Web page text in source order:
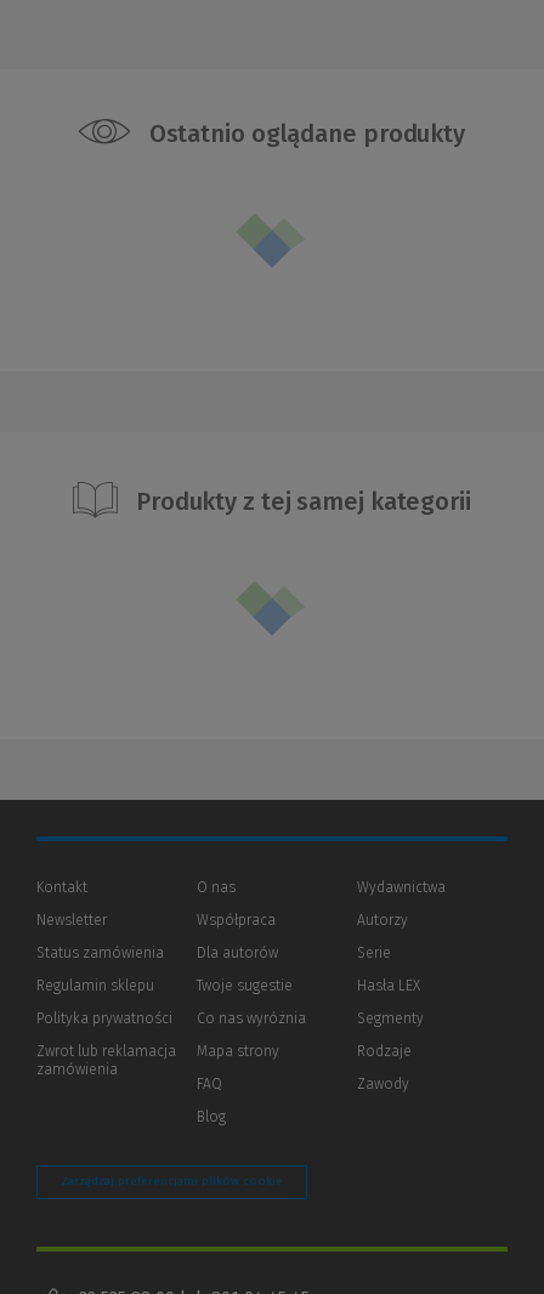
Ostatnio oglądane produkty
Produkty z tej samej kategorii
Kontakt
Newsletter
Status zamówienia
Regulamin sklepu
Polityka prywatności (Nowe
(Link
innej
Zwrot lub reklamacja
zamówienia
O nas
Współpraca
Dla autorów(Nowe
(Link
innej
Twoje sugestie
Co nas wyróżnia
Mapa strony
FAQ
Blog
Wydawnictwa
Autorzy
Serie
Hasła LEX
Segmenty
Rodzaje
Zawody
Zarządzaj preferencjami plików cookie